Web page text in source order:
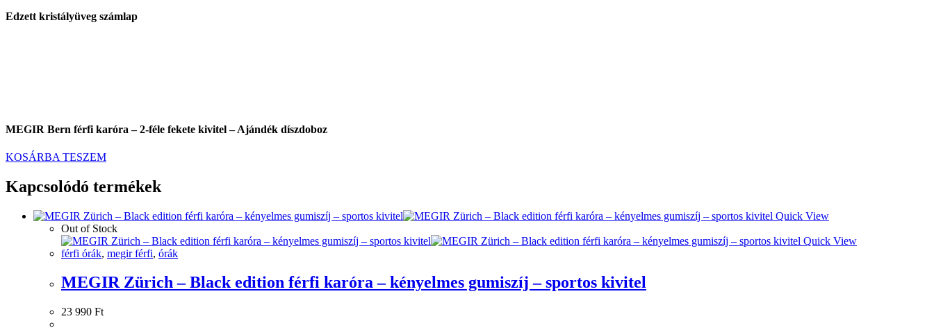
Edzett kristályüveg számlap
MEGIR Bern férfi karóra – 2-féle fekete kivitel – Ajándék díszdoboz
KOSÁRBA TESZEM
Kapcsolódó termékek
Quick View
Out of Stock
Quick View
férfi órák, megir férfi, órák
MEGIR Zürich – Black edition férfi karóra – kényelmes gumiszíj – sportos kivitel
23 990 Ft